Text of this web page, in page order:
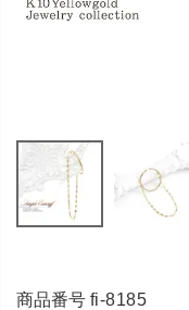
商品番号 fi-8185